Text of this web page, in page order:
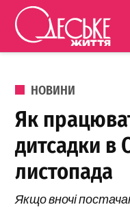
Перейти до вмісту
ОПУБЛІКОВАНО В
НОВИНИ
Як
дитсадки в
листопада
Якщо вночі